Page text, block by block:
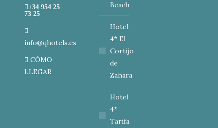
+34 954 25
73 25
info@qhotels.es
CÓMO
LLEGAR
Beach
Hotel
4* El
Cortijo
de
Zahara
Hotel
4*
Tarifa